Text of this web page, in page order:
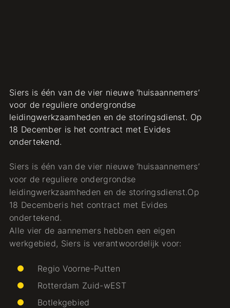
Siers is één van de vier nieuwe ‘huisaannemers’
voor de reguliere ondergrondse
leidingwerkzaamheden en de storingsdienst. Op
18 December is het contract met Evides
ondertekend.
Siers is één van de vier nieuwe ‘huisaannemers’
voor de reguliere ondergrondse
leidingwerkzaamheden en de storingsdienst.Op
18 Decemberis het contract met Evides
ondertekend.
Alle vier de aannemers hebben een eigen
werkgebied, Siers is verantwoordelijk voor:
Regio Voorne-Putten
Rotterdam Zuid-wEST
Botlekgebied